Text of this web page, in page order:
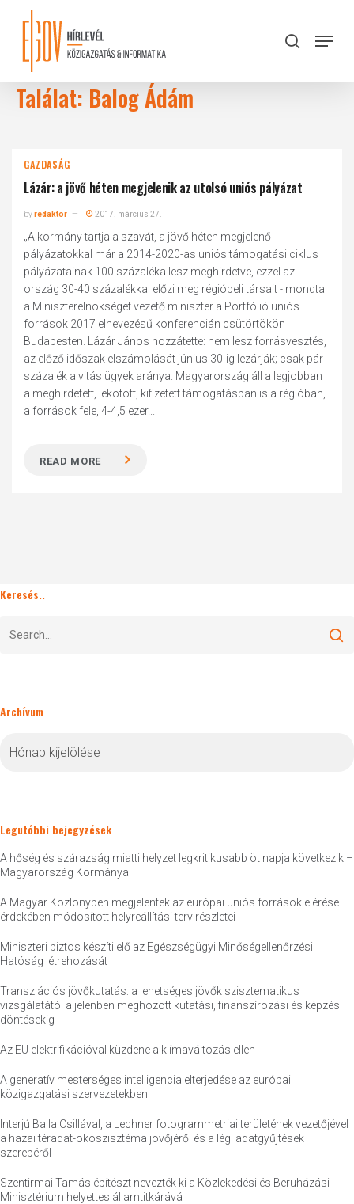
content
search
Menu
Találat: Balog Ádám
GAZDASÁG
Lázár: a jövő héten megjelenik az utolsó uniós pályázat
byredaktor 2017. március 27.
„A kormány tartja a szavát, a jövő héten megjelenő
pályázatokkal már a 2014-2020-as uniós támogatási ciklus
pályázatainak 100 százaléka lesz meghirdetve, ezzel az
ország 30-40 százalékkal előzi meg régióbeli társait - mondta
a Miniszterelnökséget vezető miniszter a Portfólió uniós
források 2017 elnevezésű konferencián csütörtökön
Budapesten. Lázár János hozzátette: nem lesz forrásvesztés,
az előző időszak elszámolását június 30-ig lezárják; csak pár
százalék a vitás ügyek aránya. Magyarország áll a legjobban
a meghirdetett, lekötött, kifizetett támogatásban is a régióban,
a források fele, 4-4,5 ezer...
READ MORE
Keresés..
Archívum
Legutóbbi bejegyzések
A hőség és szárazság miatti helyzet legkritikusabb öt napja következik –
Magyarország Kormánya
A Magyar Közlönyben megjelentek az európai uniós források elérése
érdekében módosított helyreállítási terv részletei
Miniszteri biztos készíti elő az Egészségügyi Minőségellenőrzési
Hatóság létrehozását
Transzlációs jövőkutatás: a lehetséges jövők szisztematikus
vizsgálatától a jelenben meghozott kutatási, finanszírozási és képzési
döntésekig
Az EU elektrifikációval küzdene a klímaváltozás ellen
A generatív mesterséges intelligencia elterjedése az európai
közigazgatási szervezetekben
Interjú Balla Csillával, a Lechner fotogrammetriai területének vezetőjével
a hazai téradat-ökoszisztéma jövőjéről és a légi adatgyűjtések
szerepéről
Szentirmai Tamás építészt nevezték ki a Közlekedési és Beruházási
Minisztérium helyettes államtitkárává
Close